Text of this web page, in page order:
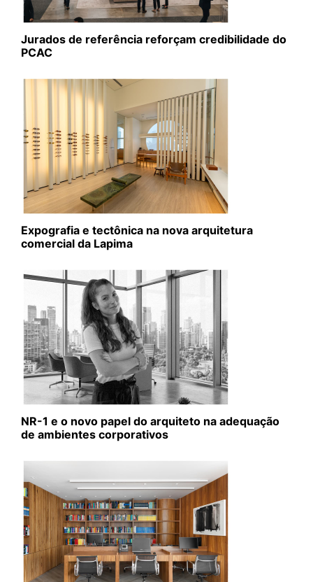
Jurados de referência reforçam credibilidade do
PCAC
Expografia e tectônica na nova arquitetura
comercial da Lapima
NR-1 e o novo papel do arquiteto na adequação
de ambientes corporativos